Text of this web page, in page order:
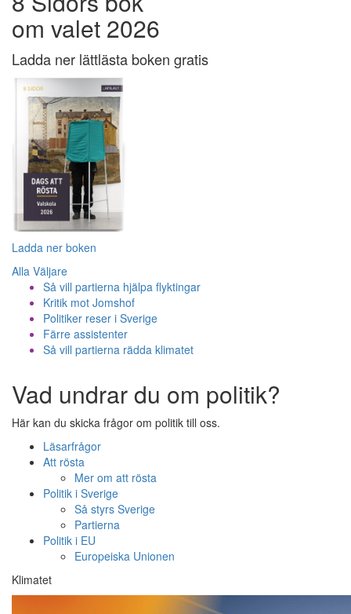
om valet 2026
Ladda ner lättlästa boken gratis
Ladda ner boken
Alla Väljare
Så vill partierna hjälpa flyktingar
Kritik mot Jomshof
Politiker reser i Sverige
Färre assistenter
Så vill partierna rädda klimatet
Vad undrar du om politik?
Här kan du skicka frågor om politik till oss.
Läsarfrågor
Att rösta
Mer om att rösta
Politik i Sverige
Så styrs Sverige
Partierna
Politik i EU
Europeiska Unionen
Klimatet